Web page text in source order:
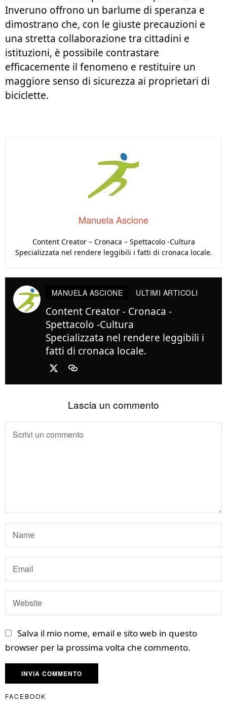
Inveruno offrono un barlume di speranza e
dimostrano che, con le giuste precauzioni e
una stretta collaborazione tra cittadini e
istituzioni, è possibile contrastare
efficacemente il fenomeno e restituire un
maggiore senso di sicurezza ai proprietari di
biciclette.
Manuela Ascione
Content Creator – Cronaca – Spettacolo -Cultura
Specializzata nel rendere leggibili i fatti di cronaca locale.
MANUELA ASCIONE ULTIMI ARTICOLI
Content Creator - Cronaca -
Spettacolo -Cultura
Specializzata nel rendere leggibili i
fatti di cronaca locale.
Lascia un commento
Salva il mio nome, email e sito web in questo
browser per la prossima volta che commento.
FACEBOOK